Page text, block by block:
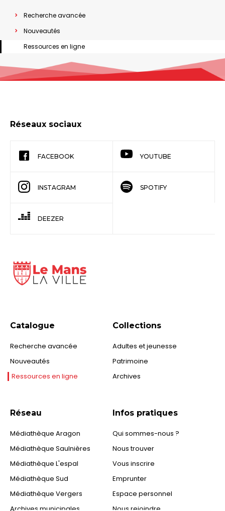
Recherche avancée
Nouveautés
Ressources en ligne
Réseaux sociaux
FACEBOOK
INSTAGRAM
DEEZER
YOUTUBE
SPOTIFY
Catalogue
Recherche avancée
Nouveautés
Ressources en ligne
Collections
Adultes et jeunesse
Patrimoine
Archives
Réseau
Médiathèque Aragon
Médiathèque Saulnières
Médiathèque L'espal
Médiathèque Sud
Médiathèque Vergers
Archives municipales
Infos pratiques
Qui sommes-nous ?
Nous trouver
Vous inscrire
Emprunter
Espace personnel
Nous rejoindre